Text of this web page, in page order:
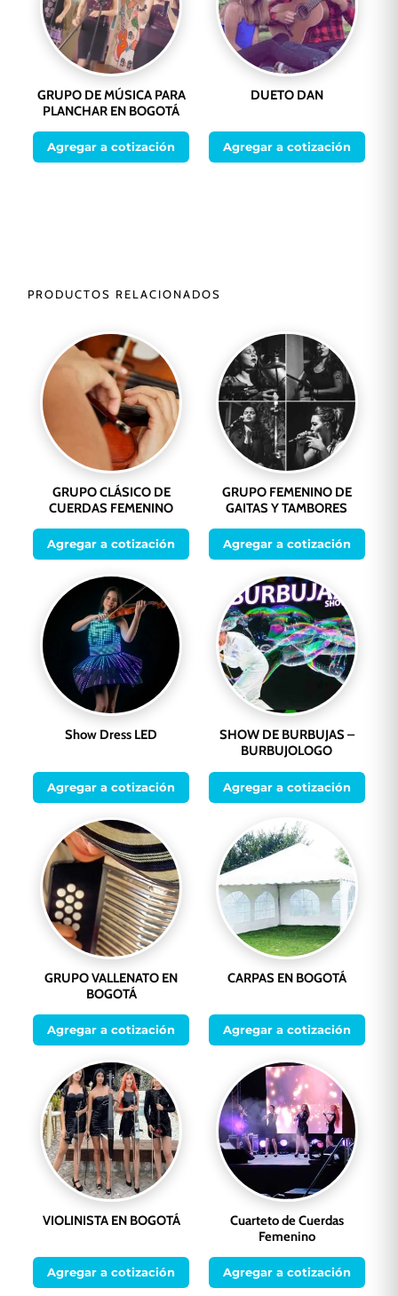
GRUPO DE MÚSICA PARA
PLANCHAR EN BOGOTÁ
Agregar a cotización
DUETO DAN
Agregar a cotización
PRODUCTOS RELACIONADOS
GRUPO CLÁSICO DE
CUERDAS FEMENINO
Agregar a cotización
GRUPO FEMENINO DE
GAITAS Y TAMBORES
Agregar a cotización
Show Dress LED
Agregar a cotización
SHOW DE BURBUJAS –
BURBUJOLOGO
Agregar a cotización
GRUPO VALLENATO EN
BOGOTÁ
Agregar a cotización
CARPAS EN BOGOTÁ
Agregar a cotización
VIOLINISTA EN BOGOTÁ
Agregar a cotización
Cuarteto de Cuerdas
Femenino
Agregar a cotización